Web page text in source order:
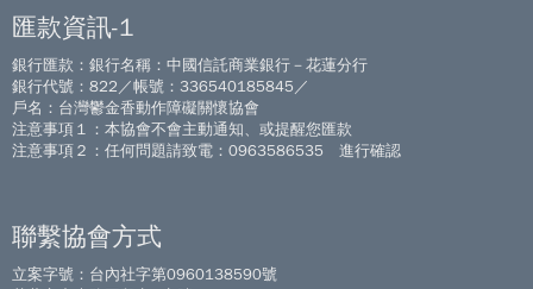
匯款資訊-1
銀行匯款：銀行名稱：中國信託商業銀行－花蓮分行
銀行代號：822／帳號：336540185845／
戶名：台灣鬱金香動作障礙關懷協會
注意事項１：本協會不會主動通知、或提醒您匯款
注意事項２：任何問題請致電：0963586535 進行確認
聯繫協會方式
立案字號：台內社字第0960138590號